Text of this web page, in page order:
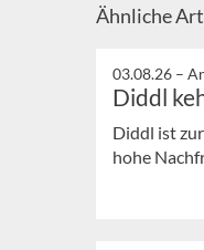
Ähnliche
03.08.26 –
Diddl
Diddl ist
hohe